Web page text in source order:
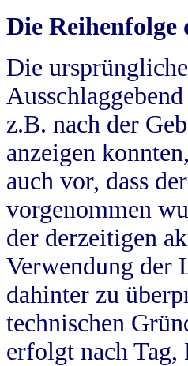
Die Reihenfolge
Die
z.B. nach der
anzeigen
auch vor, dass
vorgenommen
der derzeitigen
Verwendung der
dahinter zu
technischen
erfolgt nach Tag,